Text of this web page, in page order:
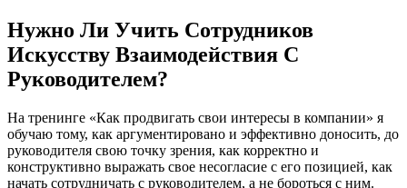
Нужно Ли Учить Сотрудников
Искусству Взаимодействия С
Руководителем?
На тренинге «Как продвигать свои интересы в компании» я
обучаю тому, как аргументировано и эффективно доносить, до
руководителя свою точку зрения, как корректно и
конструктивно выражать свое несогласие с его позицией, как
начать сотрудничать с руководителем, а не бороться с ним.